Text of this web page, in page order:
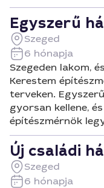
Egyszerű
Szeged
6 hónapja
Szegeden lakom,
Kerestem
terveken.
gyorsan kellene,
építészmérnök
Új családi
Szeged
6 hónapja